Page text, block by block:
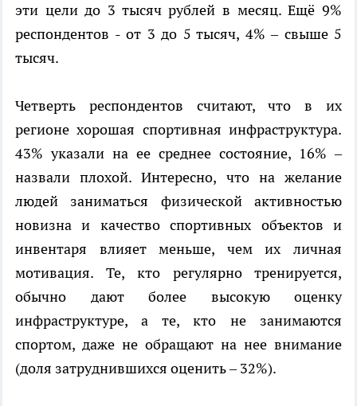
эти цели до 3 тысяч рублей в месяц. Ещё 9%
респондентов - от 3 до 5 тысяч, 4% – свыше 5
тысяч.
Четверть респондентов считают, что в их
регионе хорошая спортивная инфраструктура.
43% указали на ее среднее состояние, 16% –
назвали плохой. Интересно, что на желание
людей заниматься физической активностью
новизна и качество спортивных объектов и
инвентаря влияет меньше, чем их личная
мотивация. Те, кто регулярно тренируется,
обычно дают более высокую оценку
инфраструктуре, а те, кто не занимаются
спортом, даже не обращают на нее внимание
(доля затруднившихся оценить – 32%).